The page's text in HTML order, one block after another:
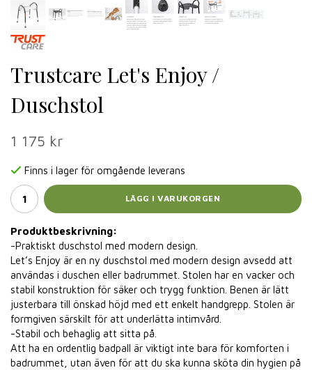
Trustcare Let's Enjoy /
Duschstol
1 175 kr
Finns i lager för omgående leverans
LÄGG I VARUKORGEN
Produktbeskrivning:
-Praktiskt duschstol med modern design.
Let’s Enjoy är en ny duschstol med modern design avsedd att
användas i duschen eller badrummet. Stolen har en vacker och
stabil konstruktion för säker och trygg funktion. Benen är lätt
justerbara till önskad höjd med ett enkelt handgrepp. Stolen är
formgiven särskilt för att underlätta intimvård.
-Stabil och behaglig att sitta på.
Att ha en ordentlig badpall är viktigt inte bara för komforten i
badrummet, utan även för att du ska kunna sköta din hygien på